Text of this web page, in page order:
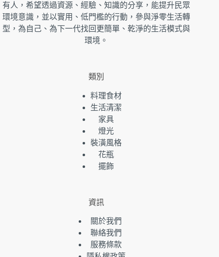
有人，希望透過資源、經驗、知識的分享，能提升民眾
環境意識，並以實用、低門檻的行動，參與淨零生活轉
型，為自己、為下一代找回更簡單、乾淨的生活模式與
環境。
類別
料理食材
生活清潔
家具
燈光
裝潢風格
花瓶
擺飾
資訊
關於我們
聯絡我們
服務條款